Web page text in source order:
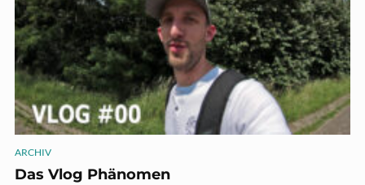
ARCHIV
Das Vlog Phänomen